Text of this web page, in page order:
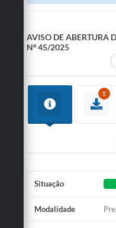
AVISO DE ABERTURA
Nº 45/2025
5
Situação
Modalidade